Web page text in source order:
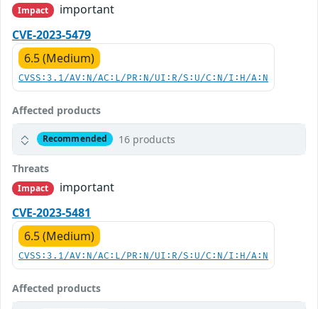
Impact
important
CVE-2023-5479
6.5 (Medium)
CVSS:3.1/AV:N/AC:L/PR:N/UI:R/S:U/C:N/I:H/A:N
Affected products
Recommended 16 products
Threats
Impact
important
CVE-2023-5481
6.5 (Medium)
CVSS:3.1/AV:N/AC:L/PR:N/UI:R/S:U/C:N/I:H/A:N
Affected products